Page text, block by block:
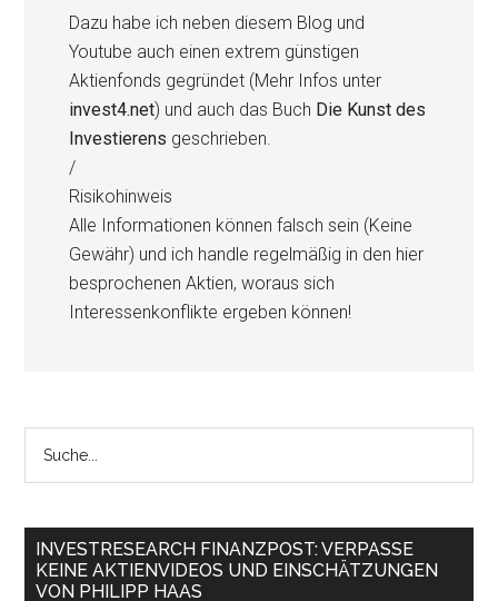
Dazu habe ich neben diesem Blog und
Youtube auch einen extrem günstigen
Aktienfonds gegründet (Mehr Infos unter
invest4.net) und auch das Buch Die Kunst des
Investierens geschrieben.
/
Risikohinweis
Alle Informationen können falsch sein (Keine
Gewähr) und ich handle regelmäßig in den hier
besprochenen Aktien, woraus sich
Interessenkonflikte ergeben können!
INVESTRESEARCH FINANZPOST: VERPASSE
KEINE AKTIENVIDEOS UND EINSCHÄTZUNGEN
VON PHILIPP HAAS